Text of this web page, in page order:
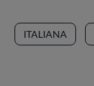
ITALIANA